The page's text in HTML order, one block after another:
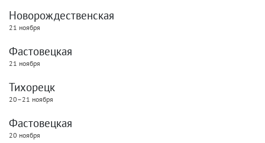
Новорождественская
21 ноября
Фастовецкая
21 ноября
Тихорецк
20–21 ноября
Фастовецкая
20 ноября